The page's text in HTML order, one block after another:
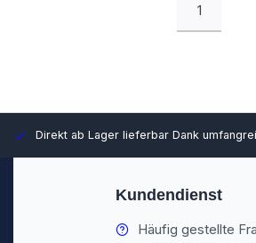
1
Direkt ab Lager lieferbar Dank
Kundendienst
Häufig gestellte